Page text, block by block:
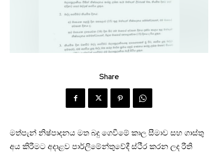
Share
මත්පැන් නිෂ්පාදනය මත බදු ගෙවීමේ කාල සීමාව සහ ගාස්තු
අය කිරීමට අදාළව පාර්ලිමේන්තුවේදී ස්ථීර කරන ලද රීති